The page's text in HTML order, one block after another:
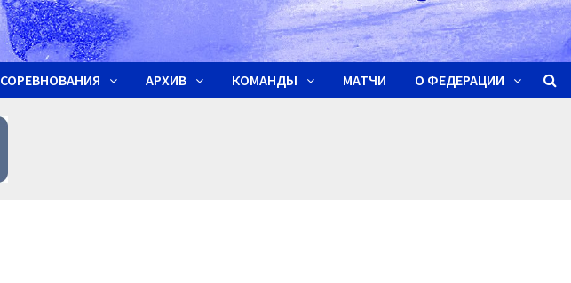
СОРЕВНОВАНИЯ АРХИВ КОМАНДЫ МАТЧИ О ФЕДЕРАЦИИ